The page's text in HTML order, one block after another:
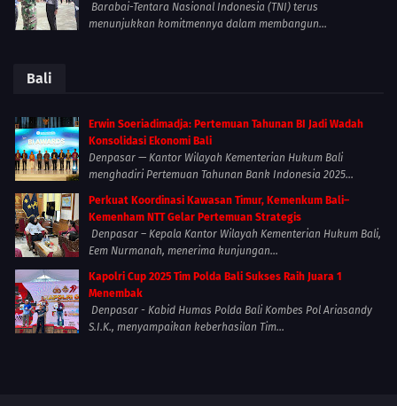
Barabai-Tentara Nasional Indonesia (TNI) terus
menunjukkan komitmennya dalam membangun...
Bali
Erwin Soeriadimadja: Pertemuan Tahunan BI Jadi Wadah
Konsolidasi Ekonomi Bali
Denpasar — Kantor Wilayah Kementerian Hukum Bali
menghadiri Pertemuan Tahunan Bank Indonesia 2025...
Perkuat Koordinasi Kawasan Timur, Kemenkum Bali–
Kemenham NTT Gelar Pertemuan Strategis
Denpasar – Kepala Kantor Wilayah Kementerian Hukum Bali,
Eem Nurmanah, menerima kunjungan...
Kapolri Cup 2025 Tim Polda Bali Sukses Raih Juara 1
Menembak
Denpasar - Kabid Humas Polda Bali Kombes Pol Ariasandy
S.I.K., menyampaikan keberhasilan Tim...